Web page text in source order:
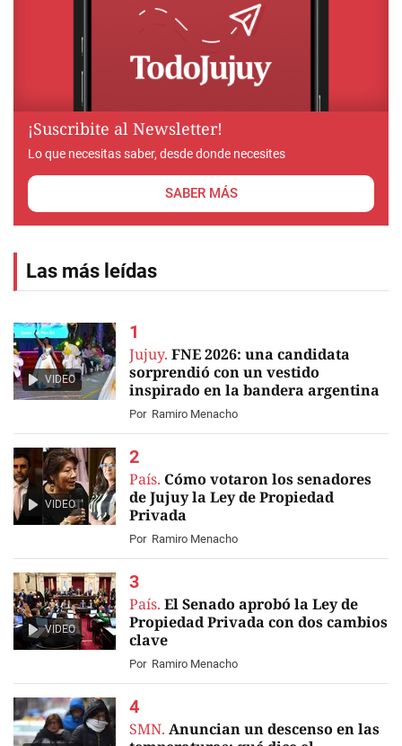
¡Suscribite al Newsletter!
Lo que necesitas saber, desde donde necesites
SABER MÁS
Las más leídas
VIDEO
Jujuy. FNE 2026: una candidata
sorprendió con un vestido
inspirado en la bandera argentina
Por Ramiro Menacho
VIDEO
País. Cómo votaron los senadores
de Jujuy la Ley de Propiedad
Privada
Por Ramiro Menacho
VIDEO
País. El Senado aprobó la Ley de
Propiedad Privada con dos cambios
clave
Por Ramiro Menacho
SMN. Anuncian un descenso en las